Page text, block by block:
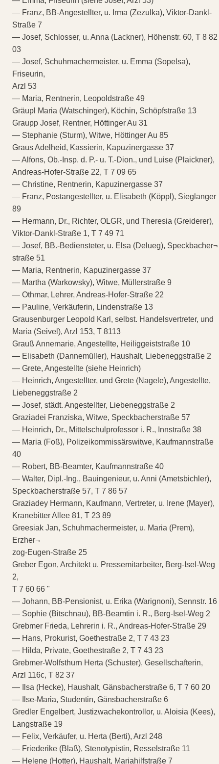
— Franz, BB-Angestellter, u. Irma (Zezulka), Viktor-Dankl-
Straße 7
— Josef, Schlosser, u. Anna (Lackner), Höhenstr. 60, T 8 82
03
— Josef, Schuhmachermeister, u. Emma (Sopelsa),
Friseurin,
Arzl 53
— Maria, Rentnerin, Leopoldstraße 49
Gräupl Maria (Watschinger), Köchin, Schöpfstraße 13
Graupp Josef, Rentner, Höttinger Au 31
— Stephanie (Sturm), Witwe, Höttinger Au 85
Graus Adelheid, Kassierin, Kapuzinergasse 37
— Alfons, Ob.-Insp. d. P.- u. T.-Dion., und Luise (Plaickner),
Andreas-Hofer-Straße 22, T 7 09 65
— Christine, Rentnerin, Kapuzinergasse 37
— Franz, Postangestellter, u. Elisabeth (Köppl), Sieglanger
89
— Hermann, Dr., Richter, OLGR, und Theresia (Greiderer),
Viktor-Dankl-Straße 1, T 7 49 71
— Josef, BB.-Bediensteter, u. Elsa (Delueg), Speckbacher¬
straße 51
— Maria, Rentnerin, Kapuzinergasse 37
— Martha (Warkowsky), Witwe, Müllerstraße 9
— Othmar, Lehrer, Andreas-Hofer-Straße 22
— Pauline, Verkäuferin, Lindenstraße 13
Grausenburger Leopold Karl, selbst. Handelsvertreter, und
Maria (Seivel), Arzl 153, T 8113
Grauß Annemarie, Angestellte, Heiliggeiststraße 10
— Elisabeth (Dannemüller), Haushalt, Liebeneggstraße 2
— Grete, Angestellte (siehe Heinrich)
— Heinrich, Angestellter, und Grete (Nagele), Angestellte,
Liebeneggstraße 2
— Josef, städt. Angestellter, Liebeneggstraße 2
Graziadei Franziska, Witwe, Speckbacherstraße 57
— Heinrich, Dr., Mittelschulprofessor i. R., Innstraße 38
— Maria (Foß), Polizeikommissärswitwe, Kaufmannstraße
40
— Robert, BB-Beamter, Kaufmannstraße 40
— Walter, Dipl.-Ing., Bauingenieur, u. Anni (Ametsbichler),
Speckbacherstraße 57, T 7 86 57
Graziadey Hermann, Kaufmann, Vertreter, u. Irene (Mayer),
Kranebitter Allee 81, T 23 89
Greesiak Jan, Schuhmachermeister, u. Maria (Prem),
Erzher¬
zog-Eugen-Straße 25
Greber Egon, Architekt u. Pressemitarbeiter, Berg-Isel-Weg
2,
T 7 60 66 "
— Johann, BB-Pensionist, u. Erika (Warignoni), Sennstr. 16
— Sophie (Bitschnau), BB-Beamtin i. R., Berg-Isel-Weg 2
Grebmer Frieda, Lehrerin i. R., Andreas-Hofer-Straße 29
— Hans, Prokurist, Goethestraße 2, T 7 43 23
— Hilda, Private, Goethestraße 2, T 7 43 23
Grebmer-Wolfsthurn Herta (Schuster), Gesellschafterin,
Arzl 116c, T 82 37
— Ilsa (Hecke), Haushalt, Gänsbacherstraße 6, T 7 60 20
— Ilse-Maria, Studentin, Gänsbacherstraße 6
Gredler Engelbert, Justizwachekontrollor, u. Aloisia (Kees),
Langstraße 19
— Felix, Verkäufer, u. Herta (Berti), Arzl 248
— Friederike (Blaß), Stenotypistin, Resselstraße 11
— Helene (Hotter), Haushalt, Mariahilfstraße 7